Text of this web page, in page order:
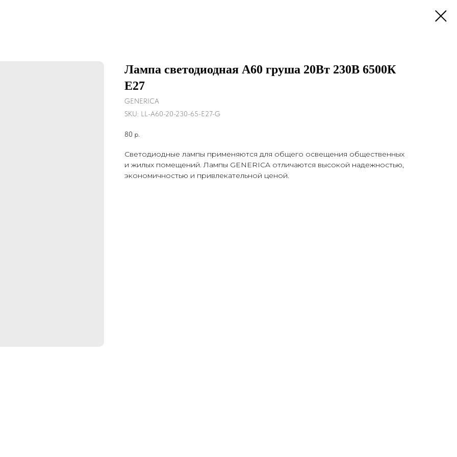
Лампа светодиодная А60 груша 20Вт 230В 6500К
Е27
GENERICA
SKU: LL-A60-20-230-65-E27-G
80 р.
Светодиодные лампы применяются для общего освещения общественных
и жилых помещений. Лампы GENERICA отличаются высокой надежностью,
экономичностью и привлекательной ценой.